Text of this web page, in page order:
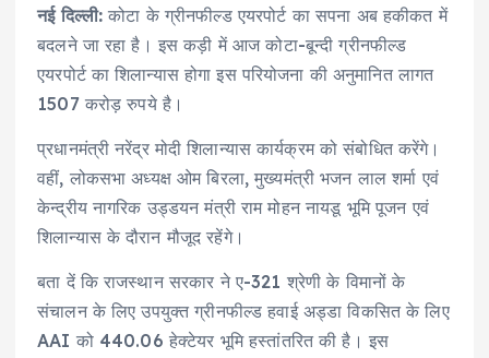
नई दिल्ली: कोटा के ग्रीनफील्ड एयरपोर्ट का सपना अब हकीकत में
बदलने जा रहा है। इस कड़ी में आज कोटा-बून्दी ग्रीनफील्ड
एयरपोर्ट का शिलान्यास होगा इस परियोजना की अनुमानित लागत
1507 करोड़ रुपये है।
प्रधानमंत्री नरेंद्र मोदी शिलान्यास कार्यक्रम को संबोधित करेंगे।
वहीं, लोकसभा अध्यक्ष ओम बिरला, मुख्यमंत्री भजन लाल शर्मा एवं
केन्द्रीय नागरिक उड्डयन मंत्री राम मोहन नायडू भूमि पूजन एवं
शिलान्यास के दौरान मौजूद रहेंगे।
बता दें कि राजस्थान सरकार ने ए-321 श्रेणी के विमानों के
संचालन के लिए उपयुक्त ग्रीनफील्ड हवाई अड्डा विकसित के लिए
AAI को 440.06 हेक्टेयर भूमि हस्तांतरित की है। इस